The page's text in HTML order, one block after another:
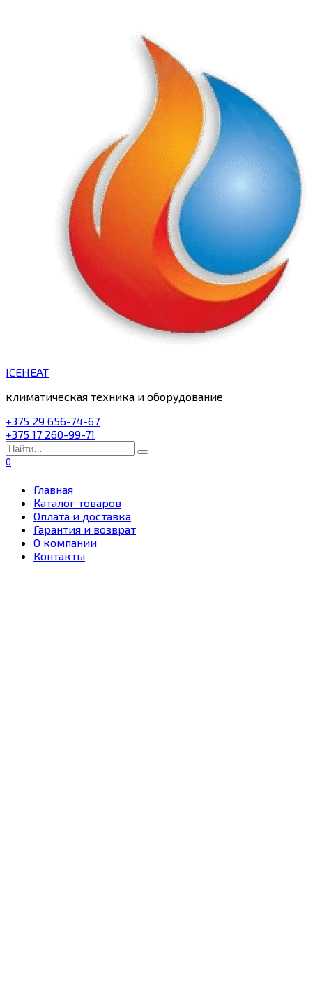
ICEHEAT
климатическая техника и оборудование
+375 29 656-74-67
+375 17 260-99-71
Search
for:
0
Главная
Каталог товаров
Оплата и доставка
Гарантия и возврат
О компании
Контакты